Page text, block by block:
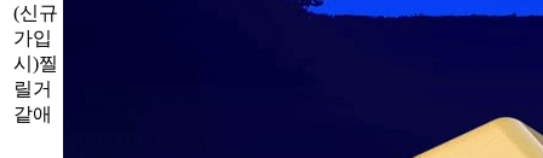
(신규
가입
시)찔
릴거
같애